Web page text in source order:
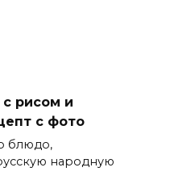
рисом и
с фото
блюдо,
народную